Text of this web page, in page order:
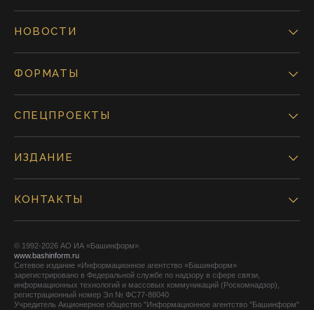
НОВОСТИ
ФОРМАТЫ
СПЕЦПРОЕКТЫ
ИЗДАНИЕ
КОНТАКТЫ
© 1992-2026 АО ИА «Башинформ».
www.bashinform.ru
Сетевое издание «Информационное агентство «Башинформ»
зарегистрировано в Федеральной службе по надзору в сфере связи,
информационных технологий и массовых коммуникаций (Роскомнадзор),
регистрационный номер Эл № ФС77-88040
Учредитель Акционерное общество "Информационное агентство "Башинформ"